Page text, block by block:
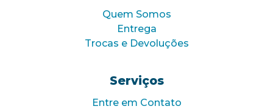
Quem Somos
Entrega
Trocas e Devoluções
Serviços
Entre em Contato